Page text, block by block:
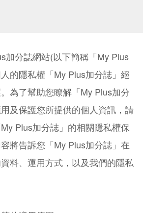
加分誌網站(以下簡稱「My Plus
的隱私權「My Plus加分誌」絕
為了幫助您瞭解「My Plus加分
及保護您所提供的個人資訊，請
Plus加分誌」的相關隱私權保
將告訴您「My Plus加分誌」在
料、運用方式，以及我們的隱私